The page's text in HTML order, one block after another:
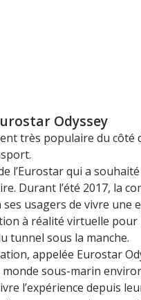
Odyssey
très populaire du
l’Eurostar qui a
Durant l’été 2017, la
ses usagers de vivre
à réalité virtuelle pour
tunnel sous la manche.
appelée Eurostar
sous-marin
l’expérience depuis